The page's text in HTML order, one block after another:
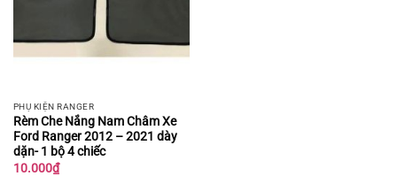
PHỤ KIỆN RANGER
Rèm Che Nắng Nam Châm Xe
Ford Ranger 2012 – 2021 dày
dặn- 1 bộ 4 chiếc
10.000₫